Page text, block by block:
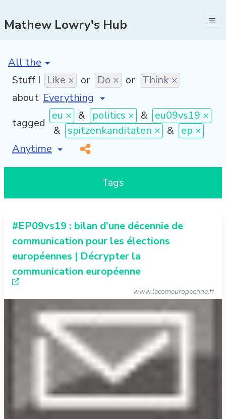
Mathew Lowry's Hub
[invalid name]
Stuff I Like × or Do × or Think ×
about
tagged
eu × & politics × & eu09vs19 ×
& spitzenkanditaten × & ep ×
[invalid name]
*
Tags
#EP09vs19 : bilan d’une décennie de
communication pour les élections
européennes | Décrypter la
communication européenne
www.lacomeuropeenne.fr